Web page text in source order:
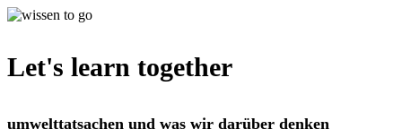
Let's learn together
umwelttatsachen und was wir darüber denken